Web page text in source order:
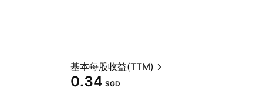
基本每股收益(TTM)
0.34 SGD